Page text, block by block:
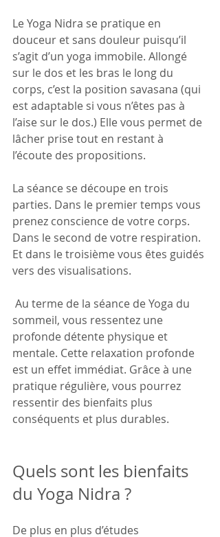
Le Yoga Nidra se pratique en
douceur et sans douleur puisqu’il
s’agit d’un yoga immobile. Allongé
sur le dos et les bras le long du
corps, c’est la position savasana (qui
est adaptable si vous n’êtes pas à
l’aise sur le dos.) Elle vous permet de
lâcher prise tout en restant à
l’écoute des propositions.
La séance se découpe en trois
parties. Dans le premier temps vous
prenez conscience de votre corps.
Dans le second de votre respiration.
Et dans le troisième vous êtes guidés
vers des visualisations.
Au terme de la séance de Yoga du
sommeil, vous ressentez une
profonde détente physique et
mentale. Cette relaxation profonde
est un effet immédiat. Grâce à une
pratique régulière, vous pourrez
ressentir des bienfaits plus
conséquents et plus durables.
Quels sont les bienfaits
du Yoga Nidra ?
De plus en plus d’études